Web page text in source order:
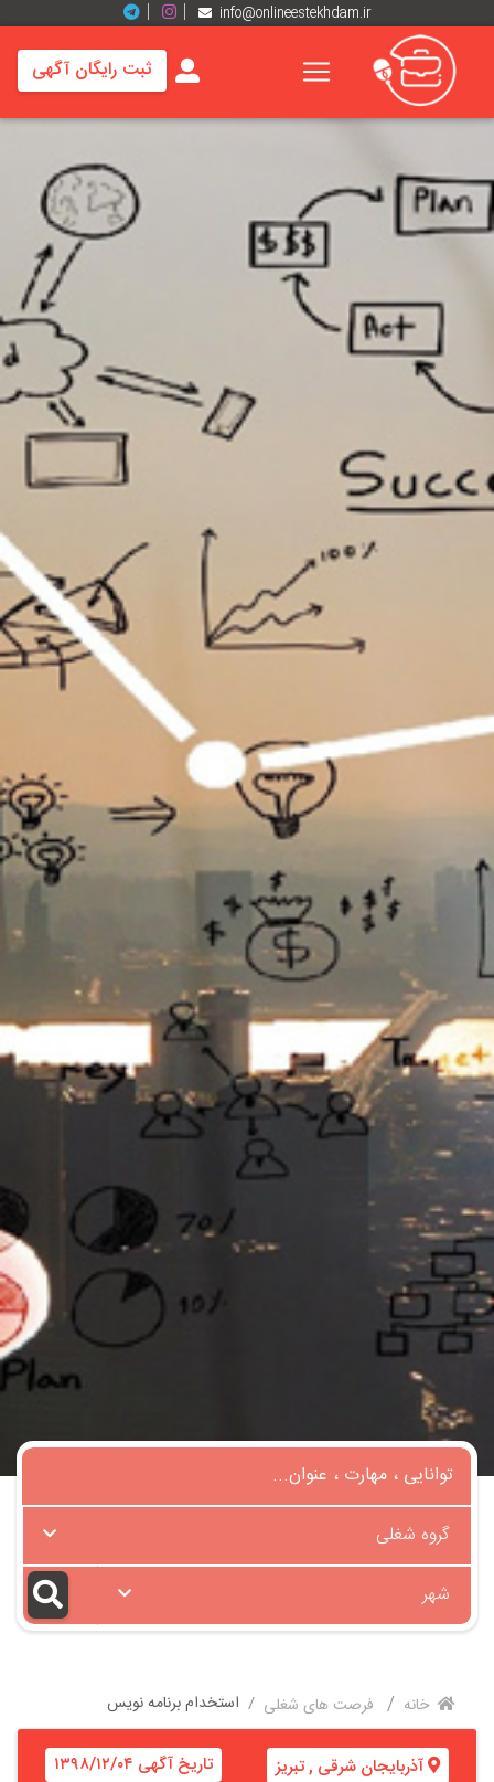
info@onlineestekhdam.ir
خانه
شغلی
رزومه
مشاغل
ثبت رایگان آگهی
گروه شغلی
شهر
خانه فرصت های شغلی استخدام برنامه نویس
آذربایجان شرقی ,تبریز تاریخ آگهی ۱۳۹۸/۱۲/۰۴